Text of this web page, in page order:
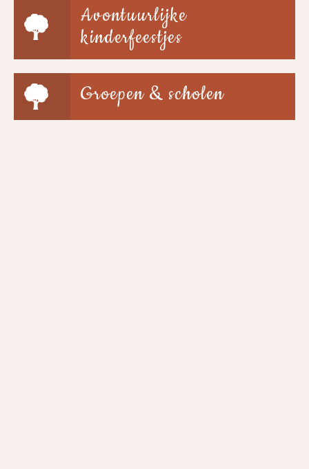
Avontuurlijke
kinderfeestjes
Groepen & scholen